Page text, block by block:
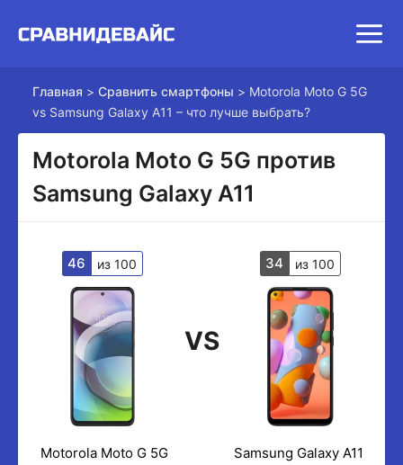
Главная > Сравнить смартфоны > Motorola Moto G 5G
vs Samsung Galaxy A11 – что лучше выбрать?
Motorola Moto G 5G против
Samsung Galaxy A11
46 из 100
VS
34 из 100
Motorola Moto G 5G Samsung Galaxy A11